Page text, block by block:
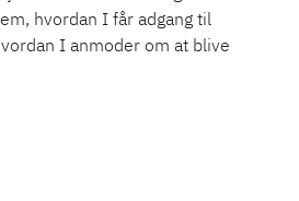
hvordan I får adgang til
I anmoder om at blive